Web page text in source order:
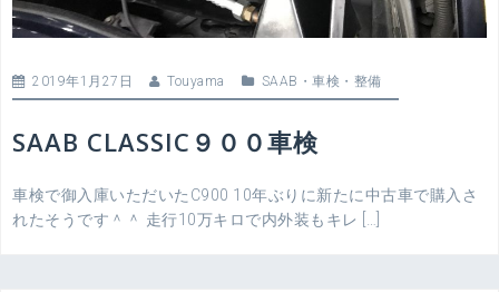
2019年1月27日 Touyama SAAB ・ 車検・整備
SAAB CLASSIC９００車検
車検で御入庫いただいたC900 10年ぶりに新たに中古車で購入さ
れたそうです＾＾ 走行10万キロで内外装もキレ […]